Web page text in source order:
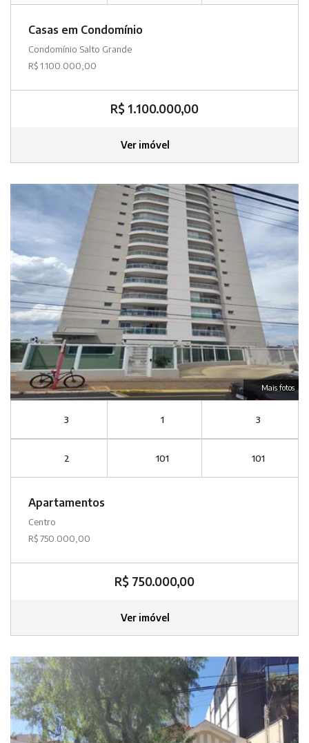
Casas em Condomínio
Condomínio Salto Grande
R$ 1.100.000,00
R$ 1.100.000,00
Ver imóvel
Mais fotos
3 1 3
2 101 101
Apartamentos
Centro
R$ 750.000,00
R$ 750.000,00
Ver imóvel